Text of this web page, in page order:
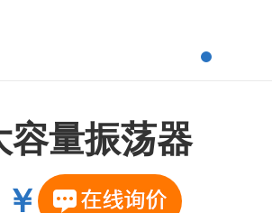
容量振荡器
￥